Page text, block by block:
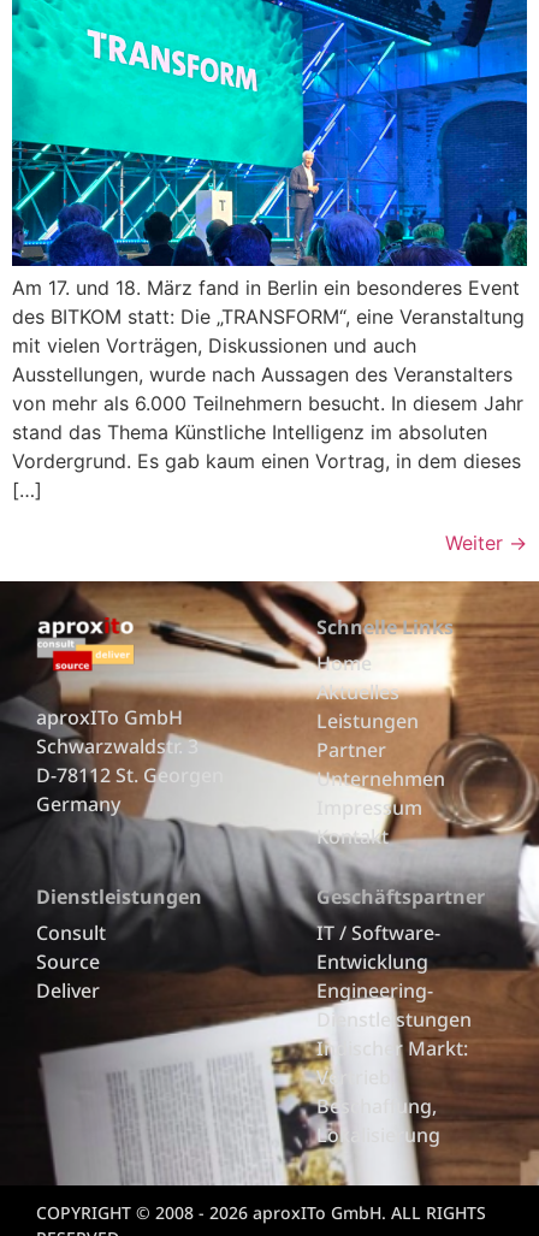
Am 17. und 18. März fand in Berlin ein besonderes Event
des BITKOM statt: Die „TRANSFORM“, eine Veranstaltung
mit vielen Vorträgen, Diskussionen und auch
Ausstellungen, wurde nach Aussagen des Veranstalters
von mehr als 6.000 Teilnehmern besucht. In diesem Jahr
stand das Thema Künstliche Intelligenz im absoluten
Vordergrund. Es gab kaum einen Vortrag, in dem dieses
[…]
Weiter →
aproxITo GmbH
Schwarzwaldstr. 3
D-78112 St. Georgen
Germany
Schnelle Links
Home
Aktuelles
Leistungen
Partner
Unternehmen
Impressum
Kontakt
Dienstleistungen
Consult
Source
Deliver
Geschäftspartner
IT / Software-
Entwicklung
Engineering-
Dienstleistungen
Indischer Markt:
Vertrieb,
Beschaffung,
Lokalisierung
COPYRIGHT © 2008 - 2026 aproxITo GmbH. ALL RIGHTS